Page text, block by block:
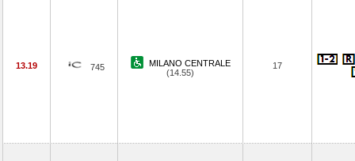
13.19 745
MILANO CENTRALE
(14.55)
17